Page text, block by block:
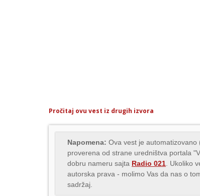
Pročitaj ovu vest iz drugih izvora
Napomena: Ova vest je
proverena od strane uredništva portala
dobru nameru sajta Radio 021 . Ukoliko
autorska prava - molimo Vas da nas o
sadržaj.